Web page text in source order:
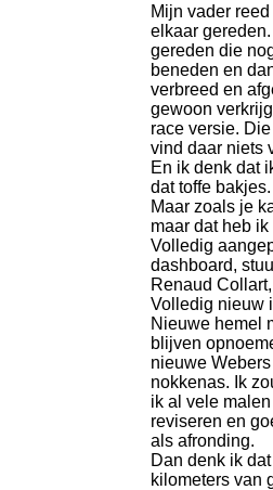
Mijn vader
elkaar
gereden die
beneden en
verbreed en
gewoon
race versie.
vind daar niets
En ik denk dat
dat toffe
Maar zoals je
maar dat heb
Volledig
dashboard,
Renaud
Volledig nieuw
Nieuwe hemel
blijven
nieuwe
nokkenas. Ik
ik al vele
reviseren en
als afronding.
Dan denk ik
kilometers van